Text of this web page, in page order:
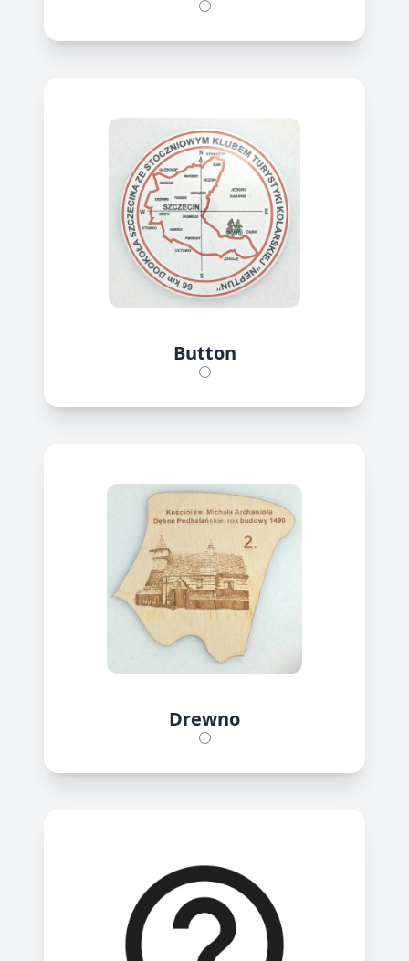
Button
Drewno